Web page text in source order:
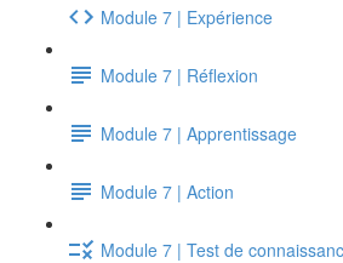
Module 7 | Expérience
Module 7 | Réflexion
Module 7 | Apprentissage
Module 7 | Action
Module 7 | Test de